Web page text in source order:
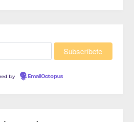
by EmailOctopus